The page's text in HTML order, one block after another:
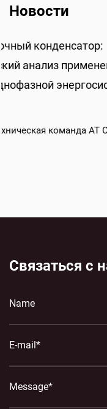
Новости
конденсатор:
технологии
защиты для
Новости отрасли
Связаться с